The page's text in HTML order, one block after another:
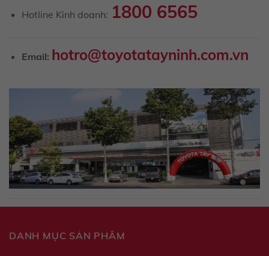
Hotline Kinh doanh: 1800 6565
Email: hotro@toyotatayninh.com.vn
DANH MỤC SẢN PHẨM